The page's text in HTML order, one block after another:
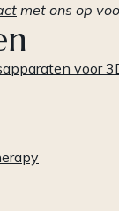
met ons op
voor